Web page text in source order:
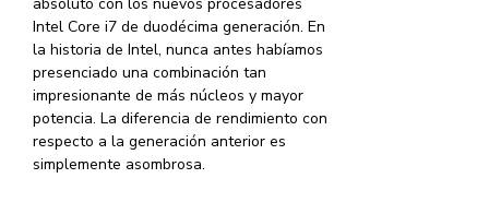
Intel Core i7 de duodécima generación. En
la historia de Intel, nunca antes habíamos
presenciado una combinación tan
impresionante de más núcleos y mayor
potencia. La diferencia de rendimiento con
respecto a la generación anterior es
simplemente asombrosa.